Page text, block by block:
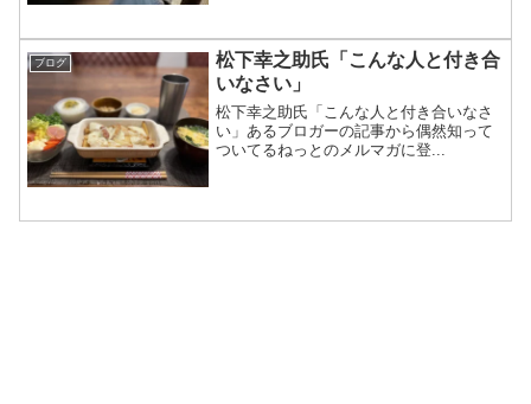
ブログ
松下幸之助氏「こんな人と付き合
いなさい」
松下幸之助氏「こんな人と付き合いなさ
い」あるブロガーの記事から偶然知って
ついてるねっとのメルマガに登...